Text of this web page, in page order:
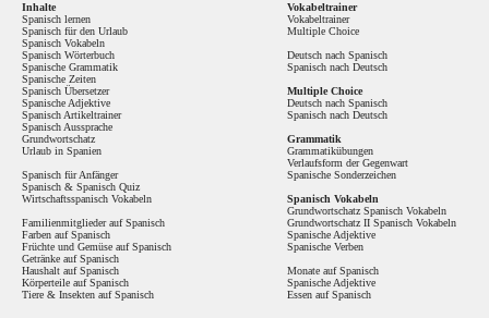
Inhalte
Spanisch lernen
Spanisch für den Urlaub
Spanisch Vokabeln
Spanisch Wörterbuch
Spanische Grammatik
Spanische Zeiten
Spanisch Übersetzer
Spanische Adjektive
Spanisch Artikeltrainer
Spanisch Aussprache
Grundwortschatz
Urlaub in Spanien
Spanisch für Anfänger
Spanisch & Spanisch Quiz
Wirtschaftsspanisch Vokabeln
Familienmitglieder auf Spanisch
Farben auf Spanisch
Früchte und Gemüse auf Spanisch
Getränke auf Spanisch
Haushalt auf Spanisch
Körperteile auf Spanisch
Tiere & Insekten auf Spanisch
Vokabeltrainer
Vokabeltrainer
Multiple Choice
Deutsch nach Spanisch
Spanisch nach Deutsch
Multiple Choice
Deutsch nach Spanisch
Spanisch nach Deutsch
Grammatik
Grammatikübungen
Verlaufsform der Gegenwart
Spanische Sonderzeichen
Spanisch Vokabeln
Grundwortschatz Spanisch Vokabeln
Grundwortschatz II Spanisch Vokabeln
Spanische Adjektive
Spanische Verben
Monate auf Spanisch
Spanische Adjektive
Essen auf Spanisch